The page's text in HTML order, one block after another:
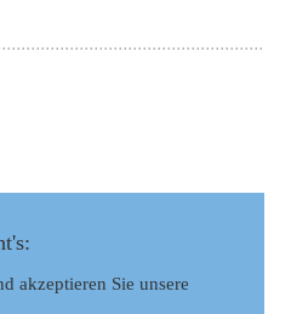
akzeptieren Sie unsere